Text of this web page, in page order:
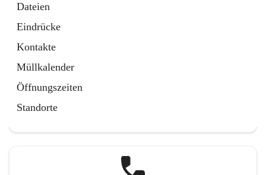
Dateien
Eindrücke
Kontakte
Müllkalender
Öffnungszeiten
Standorte